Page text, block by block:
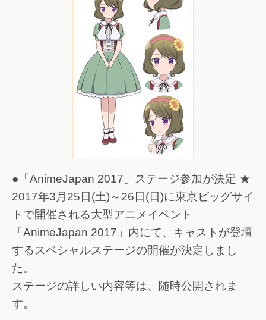
●「AnimeJapan 2017」ステージ参加が決定 ★
2017年3月25日(土)～26日(日)に東京ビッグサイ
トで開催される大型アニメイベント
「AnimeJapan 2017」内にて、キャストが登壇
するスペシャルステージの開催が決定しまし
た。
ステージの詳しい内容等は、随時公開されま
す。